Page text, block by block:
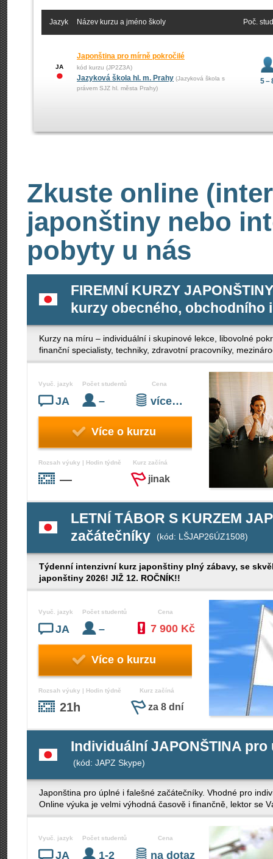
Jazyk Název kurzu a jméno školy Poč.
JA
Japonština pro mírně pokročilé
kód kurzu (JP2Z3A)
Jazyková škola hl. m. Prahy (Jazyková škola s
právem SJZ hl. města Prahy)
5 –
Zkuste online
japonštiny nebo
pobyty u nás
FIREMNÍ KURZY
kurzy obecného, obchodního
Kurzy na míru – individuální i skupinové lekce, libovolné
finanční specialisty, techniky, zdravotní pracovníky,
Vyuč. jazyk
JA
Počet studentů
–
Cena
více…
Více o kurzu
Rozsah výuky | Hodin týdně
—
Kurz začíná
jinak
LETNÍ TÁBOR S KURZEM
začátečníky
(kód: LŠJAP26ÚZ1508)
Týdenní intenzivní kurz japonštiny plný zábavy, se
japonštiny 2026! JIŽ 12. ROČNÍK!!
Vyuč. jazyk
JA
Počet studentů
–
Cena
7 900 Kč
Více o kurzu
Rozsah výuky | Hodin týdně
21h
Kurz začíná
za 8 dní
Individuální JAPONŠTINA
(kód: JAPZ Skype)
Japonština pro úplné i falešné začátečníky. Vhodné pro
Online výuka je velmi výhodná časově i finančně, lektor se
Vyuč. jazyk
JA
Počet studentů
1-2
Cena
na dotaz